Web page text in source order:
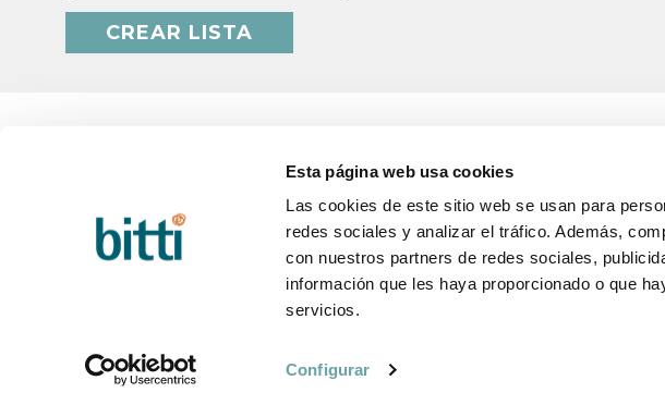
Esta página web usa cookies
Las cookies de este sitio web se usan para
redes sociales y analizar el tráfico. Además,
con nuestros partners de redes sociales,
información que les haya proporcionado o que
servicios.
Configurar
CREAR LISTA
BITTI
¿Quiénes somos?
Trabaja con nosotros
Q&A
Plazos de entrega
Cambios y devoluciones
Postventa